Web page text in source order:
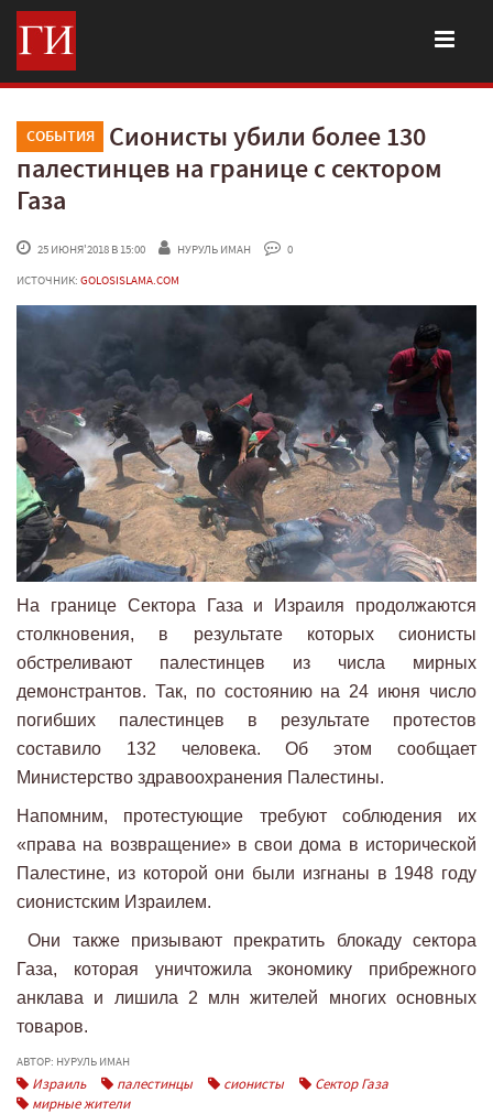
СОБЫТИЯ
Сионисты убили более 130
палестинцев на границе с сектором
Газа
25 ИЮНЯ'2018 В 15:00 НУРУЛЬ ИМАН
0
ИСТОЧНИК: GOLOSISLAMA.COM
На границе Сектора Газа и Израиля продолжаются
столкновения, в результате которых сионисты
обстреливают палестинцев из числа мирных
демонстрантов. Так, по состоянию на 24 июня число
погибших палестинцев в результате протестов
составило 132 человека. Об этом сообщает
Министерство здравоохранения Палестины.
Напомним, протестующие требуют соблюдения их
«права на возвращение» в свои дома в исторической
Палестине, из которой они были изгнаны в 1948 году
сионистским Израилем.
Они также призывают прекратить блокаду сектора
Газа, которая уничтожила экономику прибрежного
анклава и лишила 2 млн жителей многих основных
товаров.
АВТОР: НУРУЛЬ ИМАН
Израиль палестинцы сионисты
Сектор Газа
мирные жители